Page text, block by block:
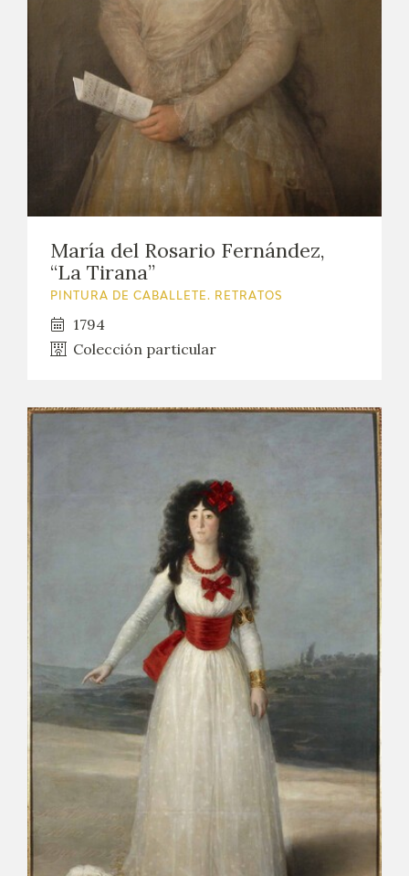
María del Rosario Fernández,
“La Tirana”
PINTURA DE CABALLETE. RETRATOS
1794
Colección particular